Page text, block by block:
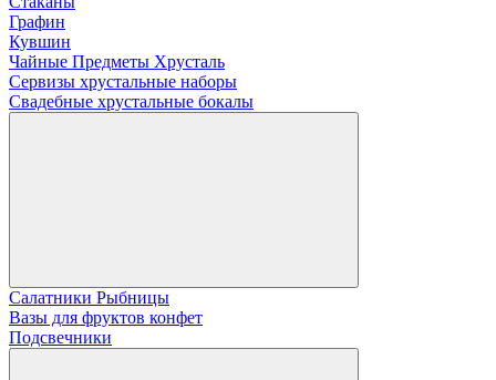
Графин
Кувшин
Чайные Предметы Хрусталь
Сервизы хрустальные наборы
Свадебные хрустальные бокалы
Салатники Рыбницы
Вазы для фруктов конфет
Подсвечники